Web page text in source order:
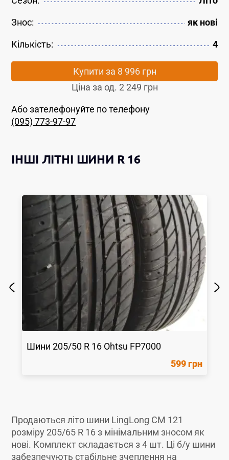
Знос: як новi
Кількість: 4
Купити за 8 996 грн
Ціна за од. 2 249 грн
Або зателефонуйте по телефону
(095) 773-97-97
ІНШІ ЛІТНІ ШИНИ R 16
Шини205/50 R 16 Ohtsu FP7000
599 грн
Продаються літо шини LingLong CM 121
розміру 205/65 R 16 з мінімальним зносом як
новi. Комплект складається з 4 шт. Ці б/у шини
забезпечують стабільне зчеплення на